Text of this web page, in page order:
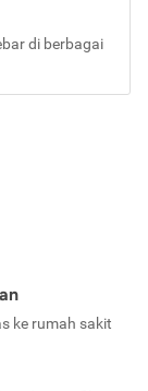
di berbagai
ke rumah sakit